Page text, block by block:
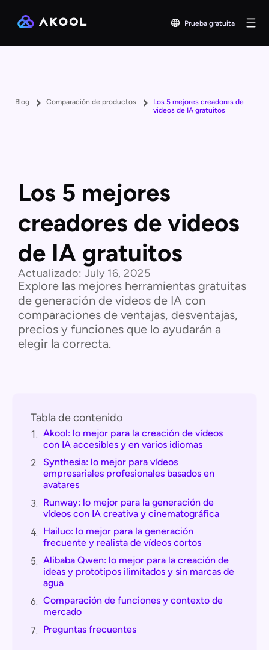
Prueba gratuita
Blog Comparación de productos
Los 5 mejores creadores de
videos de IA gratuitos
Los 5 mejores
creadores de videos
de IA gratuitos
Actualizado: July 16, 2025
Explore las mejores herramientas gratuitas
de generación de videos de IA con
comparaciones de ventajas, desventajas,
precios y funciones que lo ayudarán a
elegir la correcta.
Tabla de contenido
1. Akool: lo mejor para la creación de vídeos
con IA accesibles y en varios idiomas
2. Synthesia: lo mejor para vídeos
empresariales profesionales basados en
avatares
3. Runway: lo mejor para la generación de
vídeos con IA creativa y cinematográfica
4. Hailuo: lo mejor para la generación
frecuente y realista de vídeos cortos
5. Alibaba Qwen: lo mejor para la creación de
ideas y prototipos ilimitados y sin marcas de
agua
6. Comparación de funciones y contexto de
mercado
7. Preguntas frecuentes